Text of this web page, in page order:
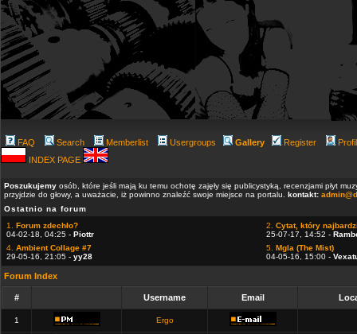
FAQ Search Memberlist Usergroups Gallery Register
INDEX PAGE
Poszukujemy osób, które jeśli mają ku temu ochotę zajęły się publicystyką, recenzjami płyt
przyjdzie do głowy, a uważacie, iż powinno znaleźć swoje miejsce na portalu. kontakt:
Ostatnio na forum
1. Forum zdechło?
04-02-18, 04:25 - Piottr
2. Cytat, który
25-07-17, 14:52 -
4. Ambient Collage #7
29-05-16, 21:05 - yy28
5. Mgla (The Mist)
04-05-16, 15:00 -
Forum Index
# Username Email
1 Ergo